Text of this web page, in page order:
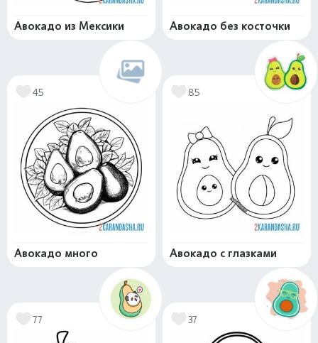
Авокадо из Мексики Авокадо без косточки
45
Авокадо много
85
Авокадо с глазками
77 37